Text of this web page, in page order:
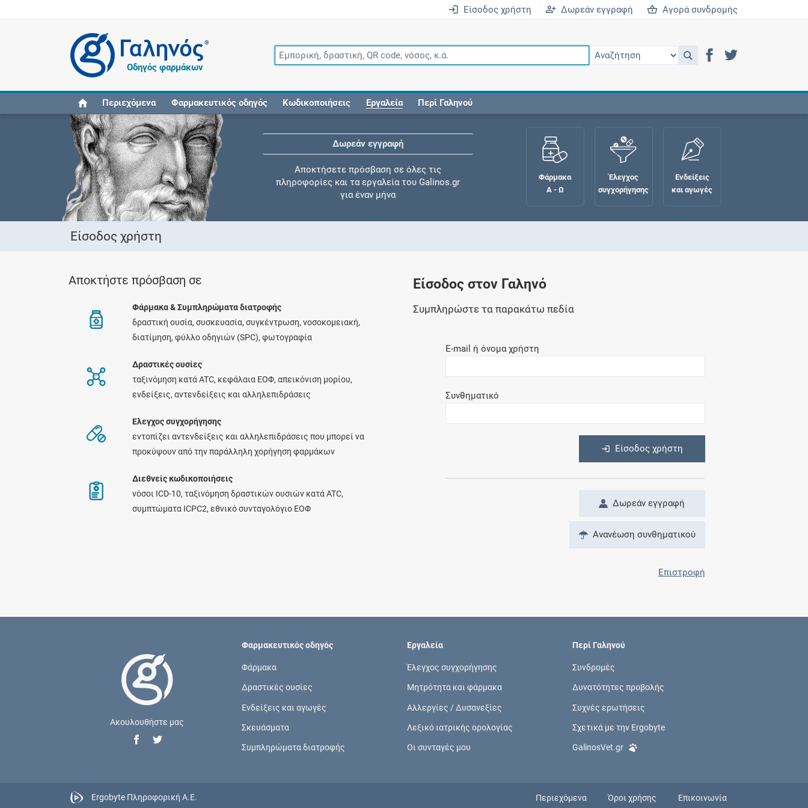
Είσοδος χρήστη Δωρεάν εγγραφή Αγορά συνδρομής
®
Οδηγός φαρμάκων
Περιεχόμενα Φαρμακευτικός οδηγός Κωδικοποιήσεις Εργαλεία Περί Γαληνού
Δωρεάν εγγραφή
Αποκτήσετε πρόσβαση σε όλες τις
πληροφορίες και τα εργαλεία του Galinos.gr
για έναν μήνα
Ελέγξτε την αγωγή σας για αντενδείξεις και
Αποθηκεύστε τις συνταγές σας και
μοιραστείτε τις εύκολα και με ασφάλεια
Ενημερωθείτε για την ασφάλεια χορήγησης
ενός φαρμάκου κατά τη διάρκεια της
επιπλέον παροχές των συνδρομητικών
Ενδείξεις και αγωγές
νόσους, συμπτώματα και ιατρικές πράξεις
Φάρμακα
Α - Ω
Έλεγχος
συγχορήγησης
Ενδείξεις
και αγωγές
Είσοδος χρήστη
Αποκτήστε πρόσβαση σε
Φάρμακα & Συμπληρώματα διατροφής
δραστική ουσία, συσκευασία, συγκέντρωση, νοσοκομειακή,
διατίμηση, φύλλο οδηγιών (SPC), φωτογραφία
Δραστικές ουσίες
ταξινόμηση κατά ATC, κεφάλαια ΕΟΦ, απεικόνιση μορίου,
ενδείξεις, αντενδείξεις και αλληλεπιδράσεις
Ελεγχος συγχορήγησης
εντοπίζει αντενδείξεις και αλληλεπιδράσεις που μπορεί να
προκύψουν από την παράλληλη χορήγηση φαρμάκων
Διεθνείς κωδικοποιήσεις
νόσοι ICD-10, ταξινόμηση δραστικών ουσιών κατά ATC,
συμπτώματα ICPC2, εθνικό συνταγολόγιο ΕΟΦ
Είσοδος στον Γαληνό
Συμπληρώστε τα παρακάτω πεδία
E-mail ή όνομα χρήστη
Συνθηματικό
Είσοδος χρήστη
Δωρεάν εγγραφή
Ανανέωση συνθηματικού
Επιστροφή
Ακουλουθήστε μας
Φαρμακευτικός οδηγός
Φάρμακα
Δραστικές ουσίες
Ενδείξεις και αγωγές
Σκευάσματα
Συμπληρώματα διατροφής
Εργαλεία
Έλεγχος συγχορήγησης
Μητρότητα και φάρμακα
Αλλεργίες / Δυσανεξίες
Λεξικό ιατρικής ορολογίας
Οι συνταγές μου
Περί Γαληνού
Συνδρομές
Δυνατότητες προβολής
Συχνές ερωτήσεις
Σχετικά με την Ergobyte
GalinosVet.gr
Ergobyte Πληροφορική Α.Ε. Περιεχόμενα Όροι χρήσης Επικοινωνία